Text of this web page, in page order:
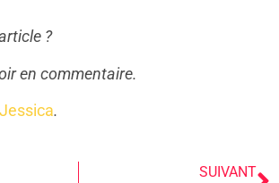
?
en commentaire.
Jessica.
SUIVANT